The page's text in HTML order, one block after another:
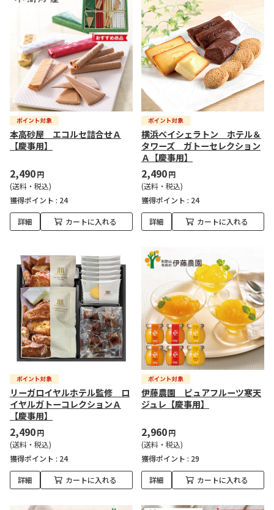
本高砂屋 エコルセ詰合せＡ
【慶事用】
2,490円
(送料・税込)
獲得ポイント : 24
詳細 カートに入れる
横浜ベイシェラトン ホテル＆
タワーズ ガトーセレクション
Ａ【慶事用】
2,490円
(送料・税込)
獲得ポイント : 24
詳細 カートに入れる
リーガロイヤルホテル監修 ロ
イヤルガトーコレクションＡ
【慶事用】
2,490円
(送料・税込)
獲得ポイント : 24
詳細 カートに入れる
伊藤農園 ピュアフルーツ寒天
ジュレ【慶事用】
2,960円
(送料・税込)
獲得ポイント : 29
詳細 カートに入れる